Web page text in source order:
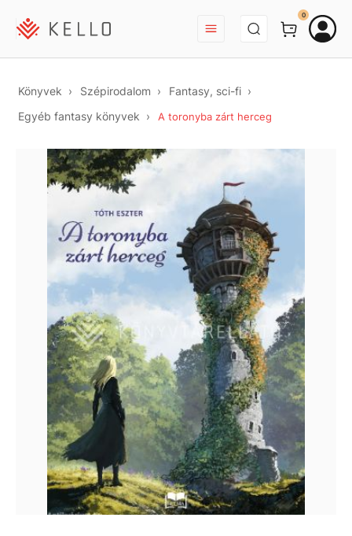
BEJELENTKEZÉS
0
Könyvek Szépirodalom
Fantasy, sci-fi
Egyéb fantasy könyvek
A toronyba zárt herceg